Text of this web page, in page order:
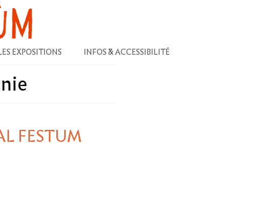
EXPOSITIONS INFOS & ACCESSIBILITÉ
FESTUM